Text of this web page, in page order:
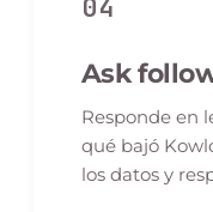
04
Ask
Responde en
qué bajó
los datos y